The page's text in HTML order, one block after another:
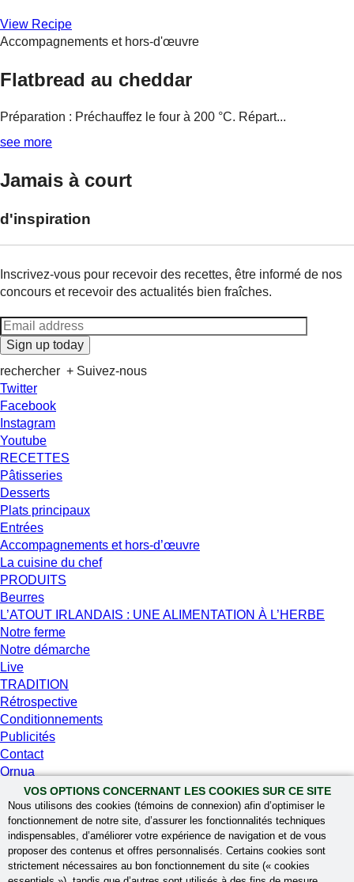
VOS OPTIONS CONCERNANT LES COOKIES SUR CE SITE
Nous utilisons des cookies (témoins de connexion) afin d’optimiser le
fonctionnement de notre site, d’assurer les fonctionnalités techniques
indispensables, d’améliorer votre expérience de navigation et de vous
proposer des contenus et offres personnalisés. Certains cookies sont
strictement nécessaires au bon fonctionnement du site (« cookies
View Recipe
Accompagnements et hors-d'œuvre
Flatbread au cheddar
Préparation : Préchauffez le four à 200 °C. Répart...
see more
Jamais à court
d'inspiration
Inscrivez-vous pour recevoir des recettes, être informé de nos
concours et recevoir des actualités bien fraîches.
Sign up today
rechercher + Suivez-nous
Twitter
Facebook
Instagram
Youtube
RECETTES
Pâtisseries
Desserts
Plats principaux
Entrées
Accompagnements et hors-d’œuvre
La cuisine du chef
PRODUITS
Beurres
L’ATOUT IRLANDAIS : UNE ALIMENTATION À L’HERBE
Notre ferme
Notre démarche
Live
TRADITION
Rétrospective
Conditionnements
Publicités
Contact
Ornua
Le lait de foin, qu’est-ce que c’est ?
Recipes
Products
L’ATOUT IRLANDAIS : UNE ALIMENTATION À L’HERBE
Tradition
Contact